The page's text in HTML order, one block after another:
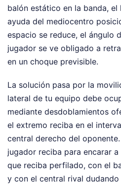
balón estático en la banda,
ayuda del mediocentro
espacio se reduce, el ángulo
jugador se ve obligado a
en un choque previsible.
La solución pasa por la
lateral de tu equipo debe
mediante desdoblamientos
el extremo reciba en el
central derecho del
jugador reciba para encarar
que reciba perfilado, con el
y con el central rival